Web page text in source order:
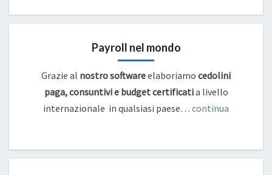
Payroll nel mondo
Grazie al nostro softwareelaboriamo cedolini
paga, consuntivi e budget certificatia livello
internazionale in qualsiasi paese… continua